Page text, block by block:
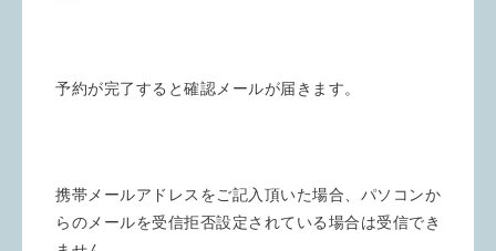
予約が完了すると確認メールが届きます。
携帯メールアドレスをご記入頂いた場合、パソコンか
らのメールを受信拒否設定されている場合は受信でき